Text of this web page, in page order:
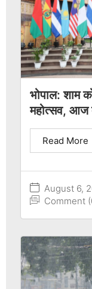
भोपाल: शाम
महोत्सव, आज
August 6,
Comment
Read More